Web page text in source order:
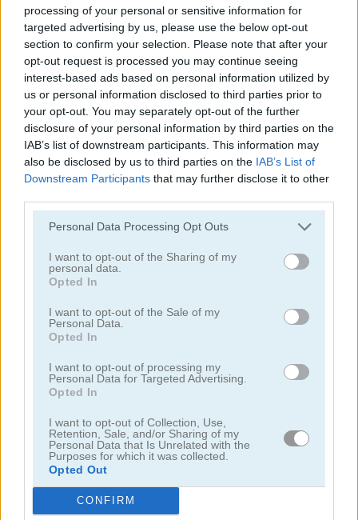
processing of your personal or sensitive information for
targeted advertising by us, please use the below opt-out
section to confirm your selection. Please note that after your
opt-out request is processed you may continue seeing
interest-based ads based on personal information utilized by
us or personal information disclosed to third parties prior to
your opt-out. You may separately opt-out of the further
disclosure of your personal information by third parties on the
IAB’s list of downstream participants. This information may
also be disclosed by us to third parties on the IAB’s List of
Downstream Participants that may further disclose it to other
Personal Data Processing Opt Outs
I want to opt-out of the Sharing of my
personal data.
Opted In
I want to opt-out of the Sale of my
Personal Data.
Opted In
I want to opt-out of processing my
Personal Data for Targeted Advertising.
Opted In
I want to opt-out of Collection, Use,
Retention, Sale, and/or Sharing of my
Personal Data that Is Unrelated with the
Purposes for which it was collected.
Opted Out
CONFIRM
juegos de clicker
juegos de detectives
juegos de dragones
juegos de fantasía
juegos de fantasmas
juegos de terror
juegos de saltar
juegos de caballeros
juegos de minecraft
juegos de monstruos
juegos de misterio